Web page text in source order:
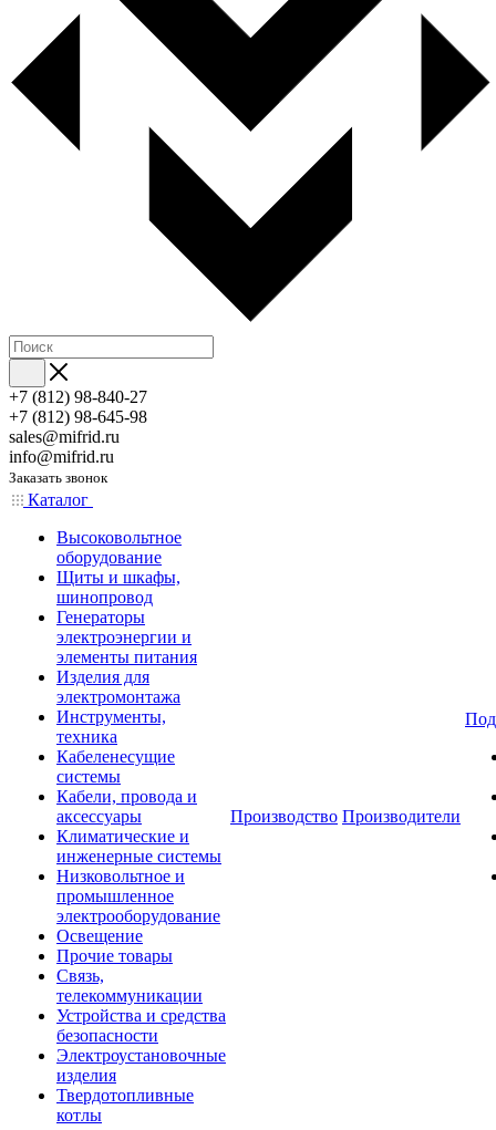
+7 (812) 98-840-27
+7 (812) 98-645-98
sales@mifrid.ru
info@mifrid.ru
Заказать звонок
Каталог
Высоковольтное
оборудование
Щиты и шкафы,
шинопровод
Генераторы
электроэнергии и
элементы питания
Изделия для
электромонтажа
Инструменты,
техника
Кабеленесущие
системы
Кабели, провода и
аксессуары
Климатические и
инженерные системы
Низковольтное и
промышленное
электрооборудование
Освещение
Прочие товары
Связь,
телекоммуникации
Устройства и средства
безопасности
Электроустановочные
изделия
Твердотопливные
котлы
Производство Производители